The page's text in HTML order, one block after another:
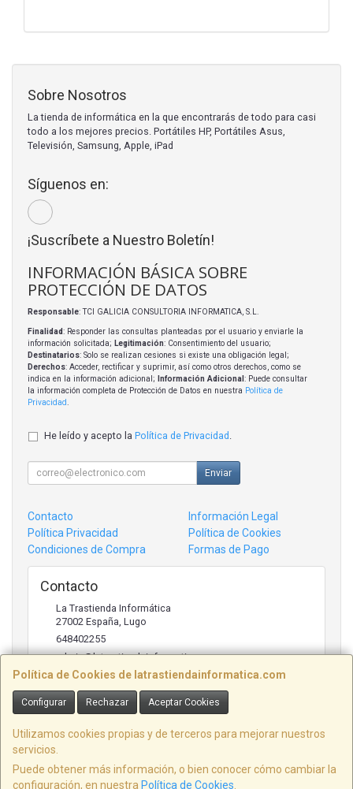
Política de Cookies de latrastiendainformatica.com
Configurar Rechazar Aceptar Cookies
Utilizamos cookies propias y de terceros para mejorar nuestros
servicios.
Puede obtener más información, o bien conocer cómo cambiar la
configuración, en nuestra Política de Cookies
Sobre Nosotros
La tienda de informática en la que encontrarás de todo para casi
todo a los mejores precios. Portátiles HP, Portátiles Asus,
Televisión, Samsung, Apple, iPad
Síguenos en:
¡Suscríbete a Nuestro Boletín!
INFORMACIÓN BÁSICA SOBRE
PROTECCIÓN DE DATOS
Responsable: TCI GALICIA CONSULTORIA INFORMATICA, S.L.
Finalidad: Responder las consultas planteadas por el usuario y enviarle la
información solicitada; Legitimación: Consentimiento del usuario;
Destinatarios: Solo se realizan cesiones si existe una obligación legal;
Derechos: Acceder, rectificar y suprimir, así como otros derechos, como se
indica en la información adicional;
Información Adicional : Puede consultar
la información completa de Protección de Datos en nuestra Política de
Privacidad
He leído y acepto la Política de Privacidad
Enviar
Contacto
Información Legal
Política Privacidad
Política de Cookies
Condiciones de Compra
Formas de Pago
Contacto
La Trastienda Informática
27002 España Lugo
648402255
admin@latrastiendainformatica.com
Horario
09:00h -20:00h